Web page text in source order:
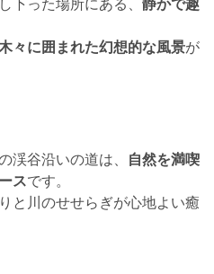
々に囲まれた幻想的な風景が
渓谷沿いの道は、 自然を満喫
スです。
と川のせせらぎが心地よい癒